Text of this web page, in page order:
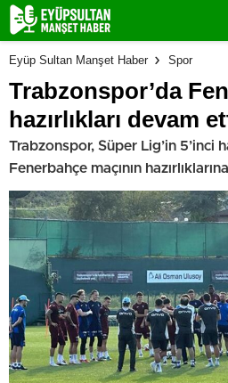
Eyüp Sultan Manşet Haber Spor
Trabzonspor’da
hazırlıkları devam
Trabzonspor, Süper Lig’in 5’inci
Fenerbahçe maçının